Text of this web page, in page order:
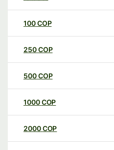
100COP
250COP
500COP
1000COP
2000COP